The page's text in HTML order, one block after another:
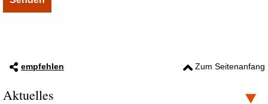
empfehlen Zum Seitenanfang
Aktuelles